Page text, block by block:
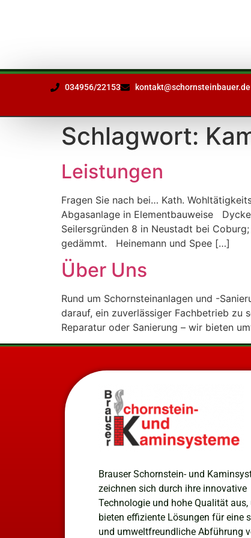
034956/22153 kontakt@schornsteinbauer.de
Schlagwort:
Leistungen
Fragen Sie nach bei… Kath.
Abgasanlage in Elementbauweise
Seilersgründen 8 in Neustadt bei
gedämmt. Heinemann und Spee […]
Über Uns
Rund um Schornsteinanlagen und -
darauf, ein zuverlässiger Fachbetrieb zu
Reparatur oder Sanierung – wir bieten
Brauser Schornstein- und
zeichnen sich durch ihre innovative
Technologie und hohe Qualität aus,
bieten effiziente Lösungen für eine
und umweltfreundliche Abführung